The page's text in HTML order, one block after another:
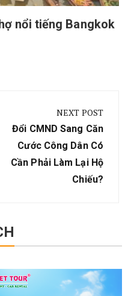
nổi tiếng Bangkok
NEXT POST
Next
Post:
Đổi CMND Sang Căn
Cước Công Dân Có
Cần Phải Làm Lại Hộ
Chiếu?